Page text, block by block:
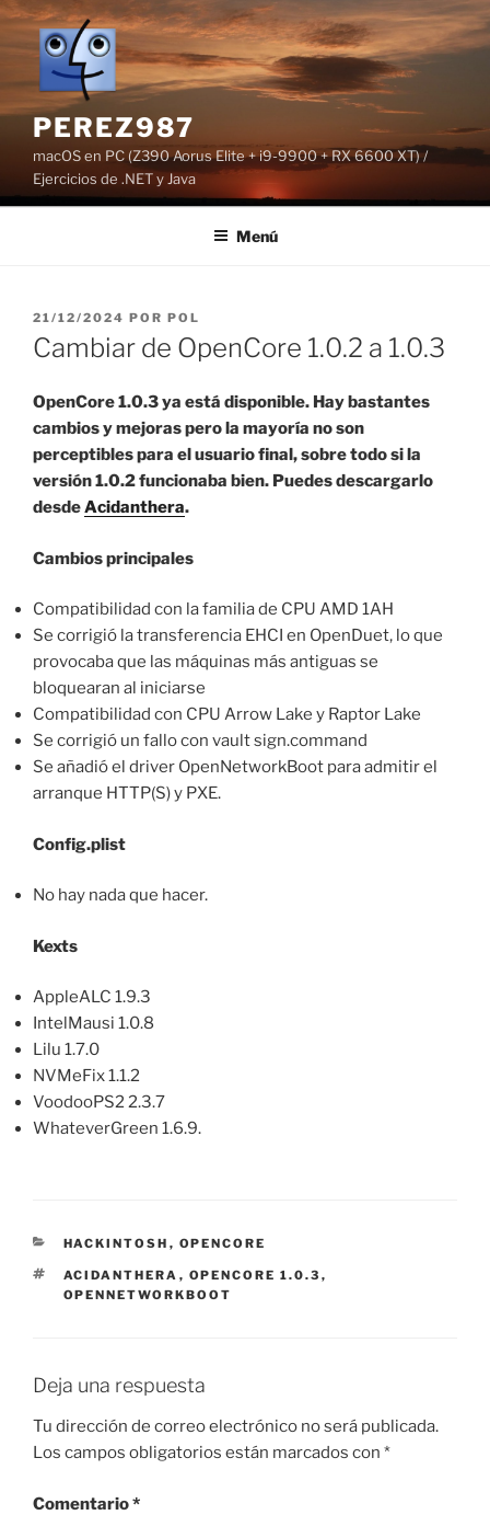
Saltar
contenido
PEREZ987
macOS en PC (Z390 Aorus Elite + i9-9900 + RX 6600 XT) /
Ejercicios de .NET y Java
Menú
PUBLICADO
EL
21/12/2024 POR POL
Cambiar de OpenCore 1.0.2 a 1.0.3
OpenCore 1.0.3 ya está disponible. Hay bastantes
cambios y mejoras pero la mayoría no son
perceptibles para el usuario final, sobre todo si la
versión 1.0.2 funcionaba bien. Puedes descargarlo
desdeAcidanthera.
Cambios principales
Compatibilidad con la familia de CPU AMD 1AH
Se corrigió la transferencia EHCI en OpenDuet, lo que
provocaba que las máquinas más antiguas se
bloquearan al iniciarse
Compatibilidad con CPU Arrow Lake y Raptor Lake
Se corrigió un fallo con vault sign.command
Se añadió el driver OpenNetworkBoot para admitir el
arranque HTTP(S) y PXE.
Config.plist
No hay nada que hacer.
Kexts
AppleALC 1.9.3
IntelMausi 1.0.8
Lilu 1.7.0
NVMeFix 1.1.2
VoodooPS2 2.3.7
WhateverGreen 1.6.9.
CATEGORÍAS
HACKINTOSH , OPENCORE
ETIQUETAS
ACIDANTHERA , OPENCORE 1.0.3 ,
OPENNETWORKBOOT
Deja una respuesta
Tu dirección de correo electrónico no será publicada.
Los campos obligatorios están marcados con *
Comentario*